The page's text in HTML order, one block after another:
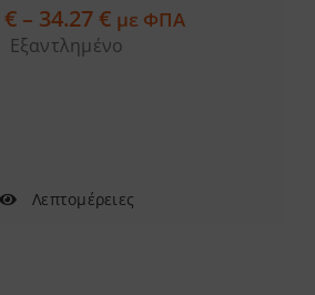
€ – 34.27€Price
range:
με ΦΠΑ
Εξαντλημένο
Λεπτομέρειες